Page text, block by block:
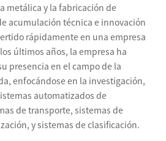
metálica y la fabricación de
acumulación técnica e innovación
rápidamente en una empresa
últimos años, la empresa ha
presencia en el campo de la
enfocándose en la investigación,
automatizados de
de transporte, sistemas de
y sistemas de clasificación.